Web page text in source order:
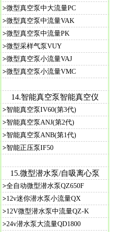
>微型真空泵中大流量PC
>微型真空泵中流量VAK
>微型真空泵中流量PK
>微型采样气泵VUY
>微型真空泵小流量VAJ
>微型真空泵小流量VMC
14.智能真空泵智能真空仪
>智能真空泵IV60(第3代)
>智能真空泵ANJ(第2代)
>智能真空泵ANB(第1代)
>智能正压泵IF50
15.微型潜水泵/自吸离心泵
>全自动微型潜水泵QZ650F
>12v迷你潜水泵小流量QX
>12V微型潜水泵中流量QZ-K
>24v潜水泵大流量QD1800